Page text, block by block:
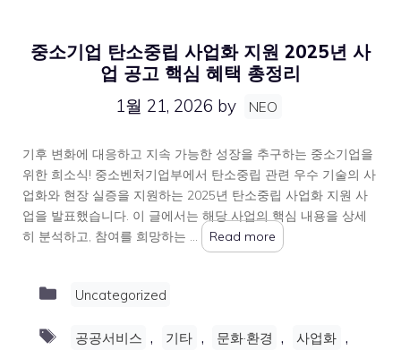
중소기업 탄소중립 사업화 지원 2025년 사
업 공고 핵심 혜택 총정리
1월 21, 2026 by NEO
기후 변화에 대응하고 지속 가능한 성장을 추구하는 중소기업을
위한 희소식! 중소벤처기업부에서 탄소중립 관련 우수 기술의 사
업화와 현장 실증을 지원하는 2025년 탄소중립 사업화 지원 사
업을 발표했습니다. 이 글에서는 해당 사업의 핵심 내용을 상세
히 분석하고, 참여를 희망하는 …
Read more
Categories
Uncategorized
Tags
공공서비스 , 기타 , 문화·환경 , 사업화 ,